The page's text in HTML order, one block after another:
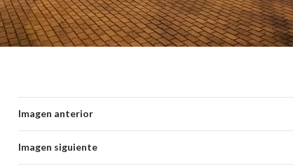
Imagen anterior
Imagen siguiente